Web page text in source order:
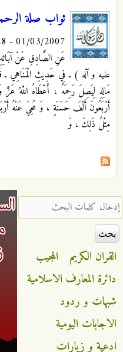
ثواب صلة
01/03/2007 - 20:28
عَنِ الصَّادِقِ عَنْ
عليه و آله ) ـ فِي حَدِيثِ
مَالِهِ لِيَصِلَ رَحِمَهُ ، أَعْطَاهُ اللَّهُ
أَرْبَعُونَ أَلْفَ حَسَنَةٍ ، وَ مُحِيَ عَنْهُ
مِثْلُ ذَلِكَ ، وَ
‏إدخال كلمات البحث ‏
القران الكريم
المجيب
دائرة المعارف الاسلامية
شبهات و ردود
الاجابات اليومية
ادعية و زيارات